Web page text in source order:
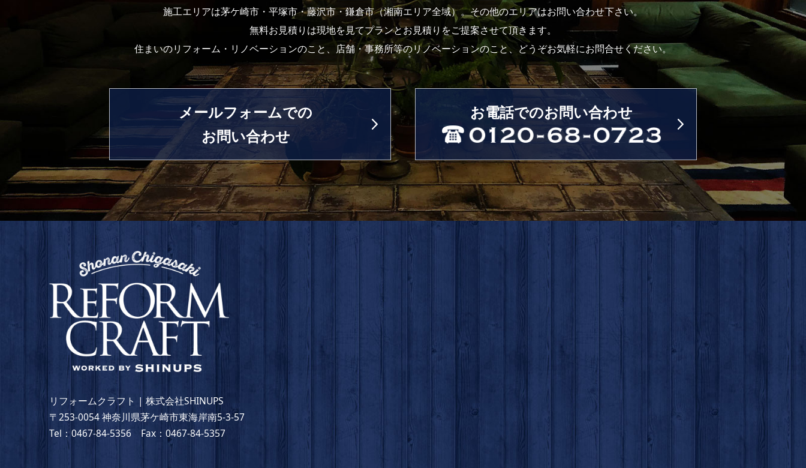
施工エリアは茅ケ崎市・平塚市・藤沢市・鎌倉市（湘南エリア全域）。その他のエリアはお問い合わせ下さい。
無料お見積りは現地を見てプランとお見積りをご提案させて頂きます。
住まいのリフォーム・リノベーションのこと、店舗・事務所等のリノベーションのこと、どうぞお気軽にお問合せください。
メールフォームでの
お問い合わせ
お電話でのお問い合わせ
リフォームクラフト | 株式会社SHINUPS
〒253-0054 神奈川県茅ケ崎市東海岸南5-3-57
Tel：0467-84-5356 Fax：0467-84-5357